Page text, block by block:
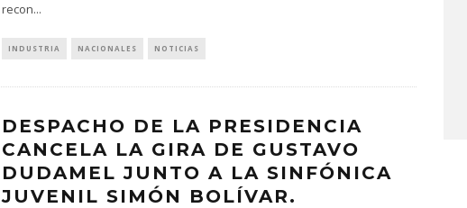
recon...
INDUSTRIA NACIONALES NOTICIAS
DESPACHO DE LA PRESIDENCIA
CANCELA LA GIRA DE GUSTAVO
DUDAMEL JUNTO A LA SINFÓNICA
JUVENIL SIMÓN BOLÍVAR.
6 AGOSTO, 2026